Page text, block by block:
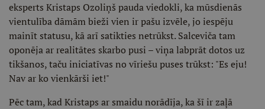
eksperts Kristaps Ozoliņš pauda viedokli, ka mūsdienās
vientulība dāmām bieži vien ir pašu izvēle, jo iespēju
mainīt statusu, kā arī satikties netrūkst. Salceviča tam
oponēja ar realitātes skarbo pusi – viņa labprāt dotos uz
tikšanos, taču iniciatīvas no vīriešu puses trūkst: "Es eju!
Nav ar ko vienkārši iet!"
Pēc tam, kad Kristaps ar smaidu norādīja, ka šī ir zaļā